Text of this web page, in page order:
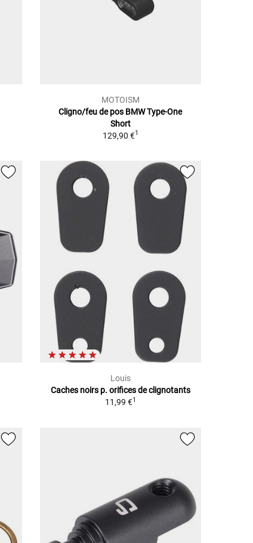
MOTOISM
Cligno/feu de pos BMW Type-One
Short
129,90 €1
Louis
Caches noirs p. orifices de clignotants
11,99 €1